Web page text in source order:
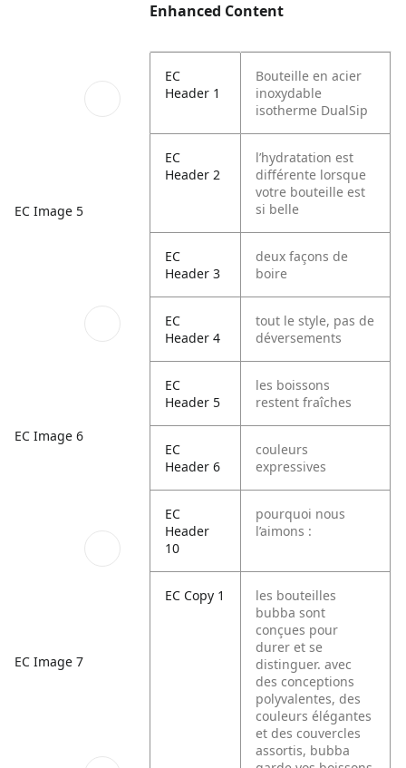
EC Image 5
EC Image 6
EC Image 7
Enhanced Content
EC
Header 1
Bouteille en acier
inoxydable
isotherme DualSip
EC
Header 2
l’hydratation est
différente lorsque
votre bouteille est
si belle
EC
Header 3
deux façons de
boire
EC
Header 4
tout le style, pas de
déversements
EC
Header 5
les boissons
restent fraîches
EC
Header 6
couleurs
expressives
EC
Header
10
pourquoi nous
l’aimons :
EC Copy 1
les bouteilles
bubba sont
conçues pour
durer et se
distinguer. avec
des conceptions
polyvalentes, des
couleurs élégantes
et des couvercles
assortis, bubba